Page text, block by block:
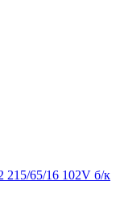
215/65/16 102V б/к